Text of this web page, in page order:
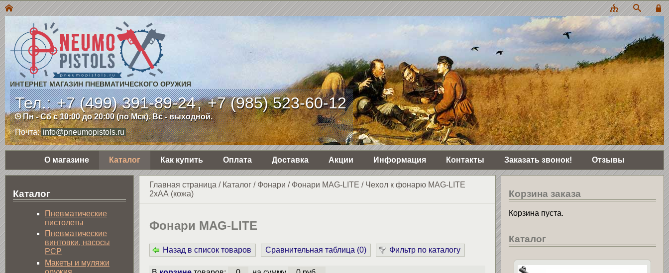
ИНТЕРНЕТ МАГАЗИН ПНЕВМАТИЧЕСКОГО ОРУЖИЯ
Тел.:+7 (499) 391-89-24,+7 (985) 523-60-12
Пн - Сб с 10:00 до 20:00 (по Мск). Вс - выходной.
Почта: info@pneumopistols.ru
О магазине Каталог Как купить Оплата Доставка Акции Информация Контакты Заказать звонок! Отзывы
Главная страница / Каталог/ Фонари / Фонари MAG-LITE / Чехол к фонарю MAG-LITE
2хАА (кожа)
Фонари MAG-LITE
Назад в список товаров Сравнительная таблица (0) Фильтр по каталогу
Каталог
Пнев­ма­ти­чес­кие
пистолеты
Пневматические
винтовки, насосы
PCP
Макеты и муляжи
Корзина заказа
Корзина пуста.
Каталог